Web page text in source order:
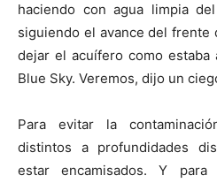
haciendo con agua limpia
siguiendo el avance del frente
dejar el acuífero como estaba
Blue Sky. Veremos, dijo un
Para evitar la
distintos a profundidades
estar encamisados. Y para